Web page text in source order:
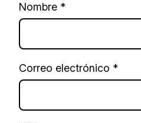
Nombre *
Correo electrónico *